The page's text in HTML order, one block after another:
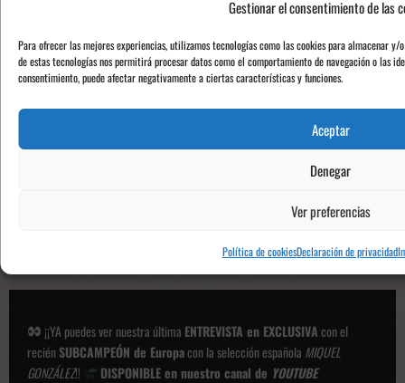
Gestionar el consentimiento de las
Para ofrecer las mejores experiencias, utilizamos tecnologías como las cookies para almacenar
de estas tecnologías nos permitirá procesar datos como el comportamiento de navegación o las
consentimiento, puede afectar negativamente a ciertas características y funciones.
Aceptar
Denegar
Ver preferencias
Política de cookiesDeclaración de privacidad
c
i
o
¡¡YA puedes ver nuestra última ENTREVISTA en EXCLUSIVAcon el
reciénSUBCAMPEÓN de Europacon la selección española MIQUEL
GONZÁLEZ!! DISPONIBLE en nuestro canal de YOUTUBE